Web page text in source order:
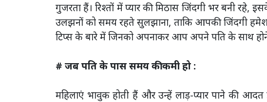
गुजरता हैं। रिश्तों में प्यार की मिठास जिंदगी भर बनी रहे,
उलझनों को समय रहते सुलझाना, ताकि आपकी जिंदगी
टिप्स के बारे में जिनको अपनाकर आप अपने पति के साथ
# जब पति के पास समय की कमी हो :
महिलाएं भावुक होती हैं और उन्हें लाड़-प्यार पाने की